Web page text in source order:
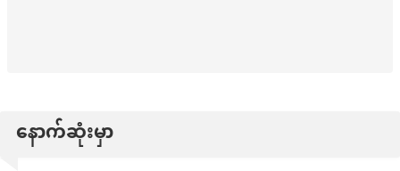
နောက်ဆုံးမှာ